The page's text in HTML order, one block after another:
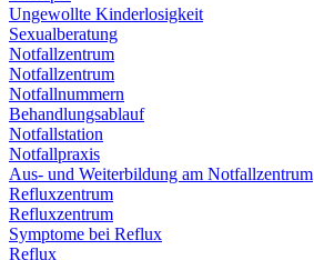
Ungewollte Kinderlosigkeit
Sexualberatung
Notfallzentrum
Notfallzentrum
Notfallnummern
Behandlungsablauf
Notfallstation
Notfallpraxis
Aus- und Weiterbildung am Notfallzentrum
Refluxzentrum
Refluxzentrum
Symptome bei Reflux
Reflux